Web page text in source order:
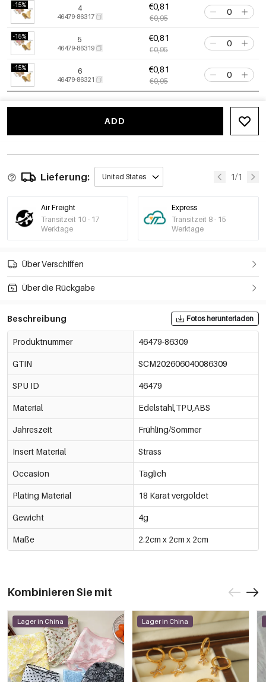
-15% 4
46479-86317
€0,81
€0,95
-15% 5
46479-86319
€0,81
€0,95
-15% 6
46479-86321
€0,81
€0,95
8
ADD
Lieferung: United States 1/1
Air Freight
Transitzeit 10 - 17
Werktage
Express
Transitzeit 8 - 15
Werktage
Über Verschiffen
Über die Rückgabe
Beschreibung Fotos herunterladen
Produktnummer 46479-86309
GTIN SCM202606040086309
SPU ID 46479
Material Edelstahl,TPU,ABS
Jahreszeit Frühling/Sommer
Insert Material Strass
Occasion Täglich
Plating Material 18 Karat vergoldet
Gewicht 4g
Maße 2.2cm x 2cm x 2cm
Kombinieren Sie mit
Lager in China Lager in China